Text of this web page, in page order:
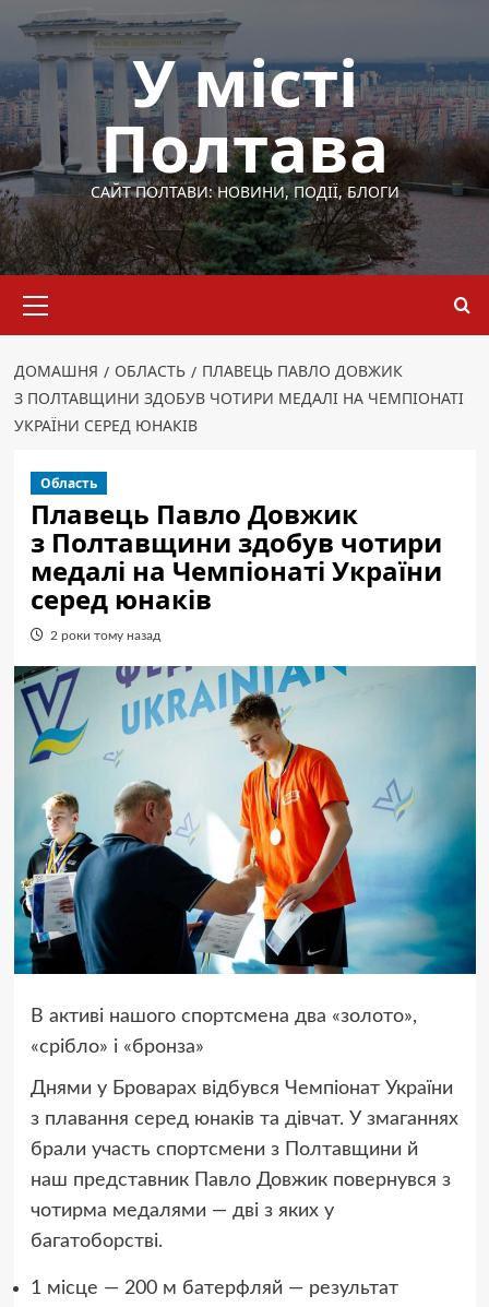
Перейти
вмісту
У місті
Полтава
САЙТ ПОЛТАВИ: НОВИНИ, ПОДІЇ, БЛОГИ
меню
ДОМАШНЯ ОБЛАСТЬ
ПЛАВЕЦЬ ПАВЛО ДОВЖИК
З ПОЛТАВЩИНИ ЗДОБУВ ЧОТИРИ МЕДАЛІ НА ЧЕМПІОНАТІ
УКРАЇНИ СЕРЕД ЮНАКІВ
Область
Плавець Павло Довжик
з Полтавщини здобув чотири
медалі на Чемпіонаті України
серед юнаків
2 роки тому назад
В активі нашого спортсмена два «золото»,
«срібло» і «бронза»
Днями у Броварах відбувся Чемпіонат України
з плавання серед юнаків та дівчат. У змаганнях
брали участь спортсмени з Полтавщини й
наш представник Павло Довжик повернувся з
чотирма медалями — дві з яких у
багатоборстві.
1 місце — 200 м батерфляй — результат